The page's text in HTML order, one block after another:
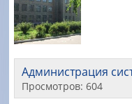
Администрация
Просмотров: 604